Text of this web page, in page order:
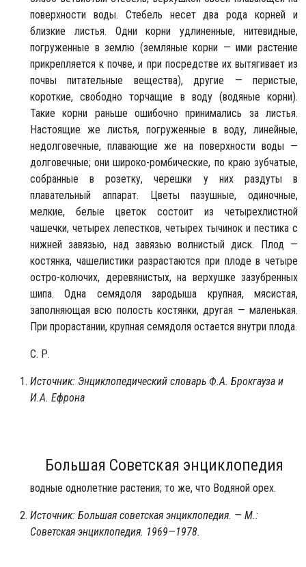
поверхности воды. Стебель несет два рода корней и
близкие листья. Одни корни удлиненные, нитевидные,
погруженные в землю (земляные корни — ими растение
прикрепляется к почве, и при посредстве их вытягивает из
почвы питательные вещества), другие — перистые,
короткие, свободно торчащие в воду (водяные корни).
Такие корни раньше ошибочно принимались за листья.
Настоящие же листья, погруженные в воду, линейные,
недолговечные, плавающие же на поверхности воды —
долговечные; они широко-ромбические, по краю зубчатые,
собранные в розетку, черешки у них раздуты в
плавательный аппарат. Цветы пазушные, одиночные,
мелкие, белые цветок состоит из четырехлистной
чашечки, четырех лепестков, четырех тычинок и пестика с
нижней завязью, над завязью волнистый диск. Плод —
костянка, чашелистики разрастаются при плоде в четыре
остро-колючих, деревянистых, на верхушке зазубренных
шипа. Одна семядоля зародыша крупная, мясистая,
заполняющая всю полость костянки, другая — маленькая.
При прорастании, крупная семядоля остается внутри плода.
С. Р.
Источник: Энциклопедический словарь Ф.А. Брокгауза и
И.А. Ефрона
Большая Советская энциклопедия
водные однолетние растения; то же, что Водяной орех.
Источник: Большая советская энциклопедия. — М.:
Советская энциклопедия. 1969—1978.